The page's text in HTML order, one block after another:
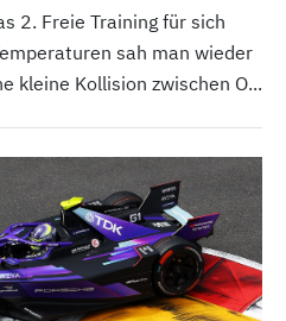
2. Freie Training für sich
sah man wieder
kleine Kollision zwischen O...